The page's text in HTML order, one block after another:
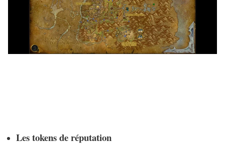
Les tokens de réputation